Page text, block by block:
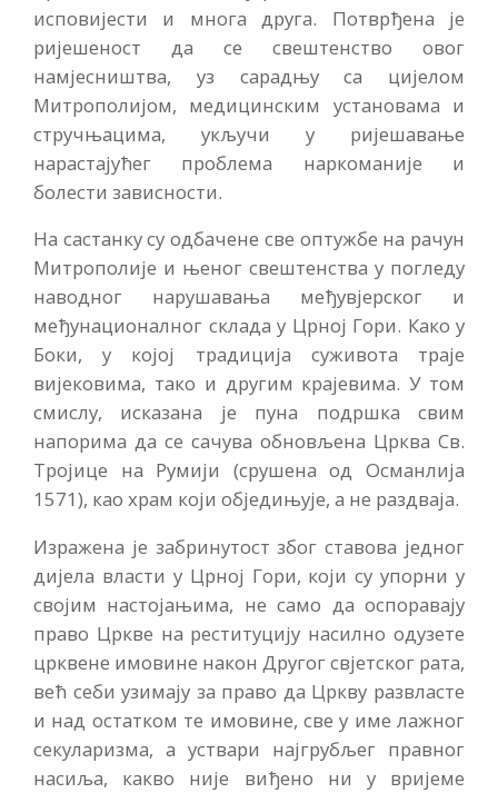
исповијести и многа друга. Потврђена је
ријешеност да се свештенство овог
намјесништва, уз сарадњу са цијелом
Митрополијом, медицинским установама и
стручњацима, укључи у ријешавање
нарастајућег проблема наркоманије и
болести зависности.
На састанку су одбачене све оптужбе на рачун
Митрополије и њеног свештенства у погледу
наводног нарушавања међувјерског и
међунационалног склада у Црној Гори. Како у
Боки, у којој традиција суживота траје
вијековима, тако и другим крајевима. У том
смислу, исказана је пуна подршка свим
напорима да се сачува обновљена Црква Св.
Тројице на Румији (срушена од Османлија
1571), као храм који обједињује, а не раздваја.
Изражена је забринутост због ставова једног
дијела власти у Црној Гори, који су упорни у
својим настојањима, не само да оспоравају
право Цркве на реституцију насилно одузете
црквене имовине након Другог свјетског рата,
већ себи узимају за право да Цркву развласте
и над остатком те имовине, све у име лажног
секуларизма, а уствари најгрубљег правног
насиља, какво није виђено ни у вријеме